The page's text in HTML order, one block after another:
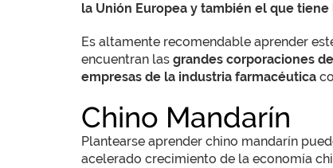
la Unión Europea y también el que
Es altamente recomendable aprender
encuentran las grandes corporaciones
empresas de la industria farmacéutica
Chino Mandarín
Plantearse aprender chino mandarín
acelerado crecimiento de la economía